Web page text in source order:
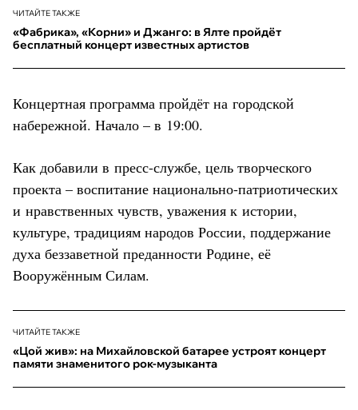
ЧИТАЙТЕ ТАКЖЕ
«Фабрика», «Корни» и Джанго: в Ялте пройдёт
бесплатный концерт известных артистов
Концертная программа пройдёт на городской
набережной. Начало – в 19:00.
Как добавили в пресс-службе, цель творческого
проекта – воспитание национально-патриотических
и нравственных чувств, уважения к истории,
культуре, традициям народов России, поддержание
духа беззаветной преданности Родине, её
Вооружённым Силам.
ЧИТАЙТЕ ТАКЖЕ
«Цой жив»: на Михайловской батарее устроят концерт
памяти знаменитого рок-музыканта